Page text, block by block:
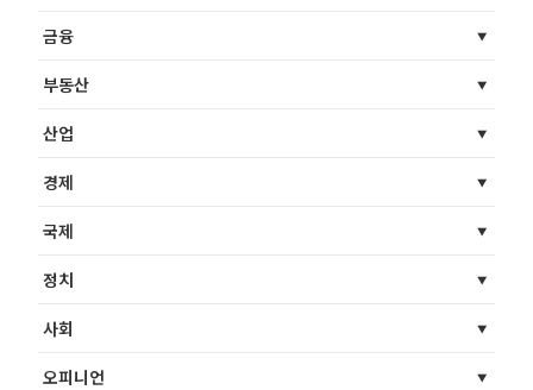
금융
부동산
산업
경제
국제
정치
사회
오피니언